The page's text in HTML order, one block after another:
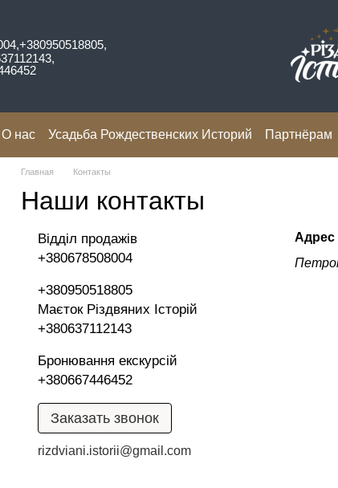
+380950518805,
О нас Усадьба Рождественских Историй Партнёрам
Главная Контакты
Наши контакты
Відділ продажів
+380678508004
+380950518805
Маєток Різдвяних Історій
+380637112143
Бронювання екскурсій
+380667446452
Заказать звонок
rizdviani.istorii@gmail.com
Адрес